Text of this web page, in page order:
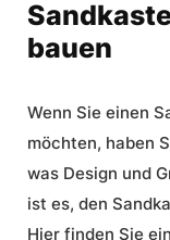
bauen
Wenn Sie einen
möchten, haben
was Design und
ist es, den
Hier finden Sie